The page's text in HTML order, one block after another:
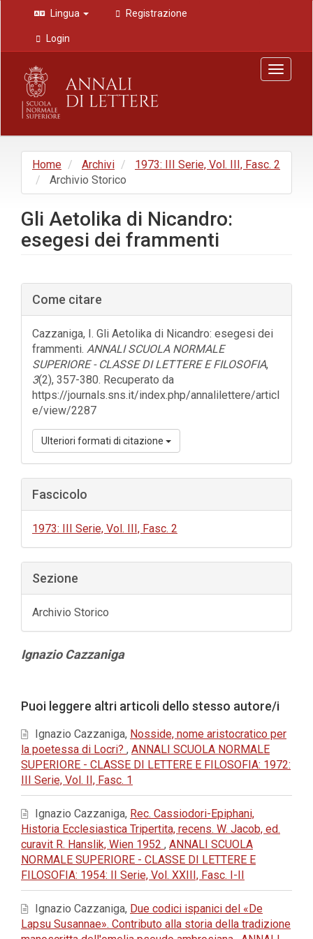
Navigazione
principale
Contenuto
principale
Barra
laterale
Lingua Registrazione
Login
Toggle
Home Archivi
1973: III Serie, Vol. III, Fasc. 2
Archivio Storico
Gli Aetolika di Nicandro:
esegesi dei frammenti
Barra
laterale
dell'articolo
Come citare
Cazzaniga, I. Gli Aetolika di Nicandro: esegesi dei
frammenti. ANNALI SCUOLA NORMALE
SUPERIORE - CLASSE DI LETTERE E FILOSOFIA,
3(2), 357-380. Recuperato da
https://journals.sns.it/index.php/annalilettere/articl
e/view/2287
Ulteriori formati di citazione
Fascicolo
1973: III Serie, Vol. III, Fasc. 2
Sezione
Archivio Storico
Contenuto
Ignazio Cazzaniga
dell'articolo
Puoi leggere altri articoli dello stesso autore/i
Ignazio Cazzaniga, Nosside, nome aristocratico per
la poetessa di Locri? , ANNALI SCUOLA NORMALE
SUPERIORE - CLASSE DI LETTERE E FILOSOFIA: 1972:
III Serie, Vol. II, Fasc. 1
Ignazio Cazzaniga, Rec. Cassiodori-Epiphani,
Historia Ecclesiastica Tripertita, recens. W. Jacob, ed.
curavit R. Hanslik, Wien 1952 , ANNALI SCUOLA
NORMALE SUPERIORE - CLASSE DI LETTERE E
FILOSOFIA: 1954: II Serie, Vol. XXIII, Fasc. I-II
Ignazio Cazzaniga, Due codici ispanici del «De
Lapsu Susannae». Contributo alla storia della tradizione